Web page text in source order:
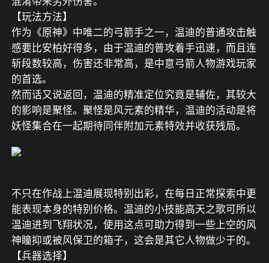
【玩法方法】
作为《原神》中唯二的弓箭手之一，温迪的普通攻击触
感要比安柏好得多，由于温迪的普攻着手迅速，而且连
斩段数较高，伤害还非常高，是中意弓箭人物游戏玩家
的首选。
然而话又说返回，温迪的精准定位究竟是辅佐，其较大
的影响是聚怪。聚怪是风元素的精华，温迪的活动是将
妖怪集合在一起期待同伴附加元素特效并收获残局。
不只在作战上温迪展现特别出彩，在每日正常探索中更
能表现本身的特别价格。温迪的小技能高天之歌可所以
温迪进到飞翔状况，使用这点可助力得到一些上空的风
神瞳抑或被风保卫的箱子，这会是其它人物做少于的。
【兵器选择】